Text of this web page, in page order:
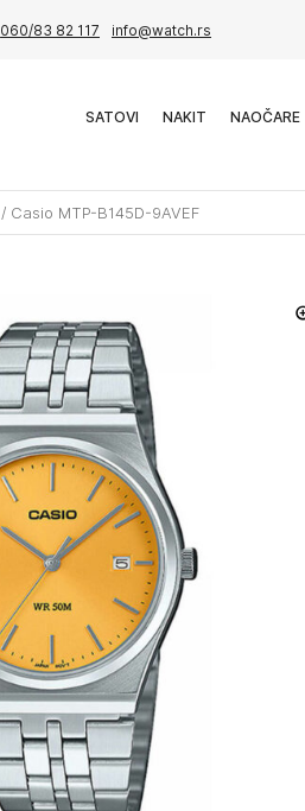
060/83 82 117 info@watch.rs
SATOVI NAKIT NAOČARE
/ Casio MTP-B145D-9AVEF